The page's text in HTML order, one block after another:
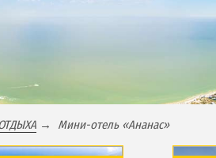
Глицериновое озеро
Мини-отель «Ананас»